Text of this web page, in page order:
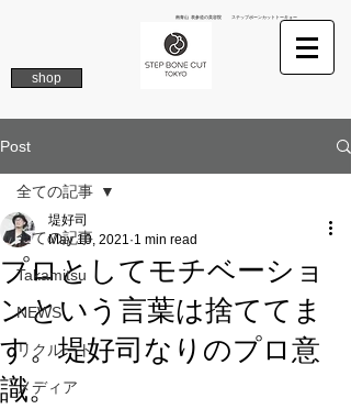
南青山 表参道の美容院 ステップボーンカットトーキョー
shop
Post
全ての記事
Takamitsu
NEWS
リクルート
メディア
全ての記事
プロとしてモチベーショ
ンという言葉は捨ててま
す。堤好司なりのプロ意
識。
堤好司
May 10, 2021 1 min read